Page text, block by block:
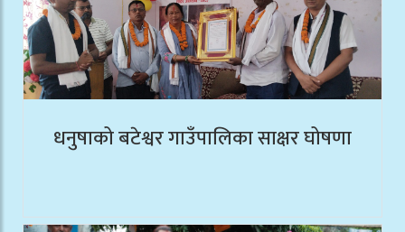
धनुषाको बटेश्वर गाउँपालिका साक्षर घोषणा